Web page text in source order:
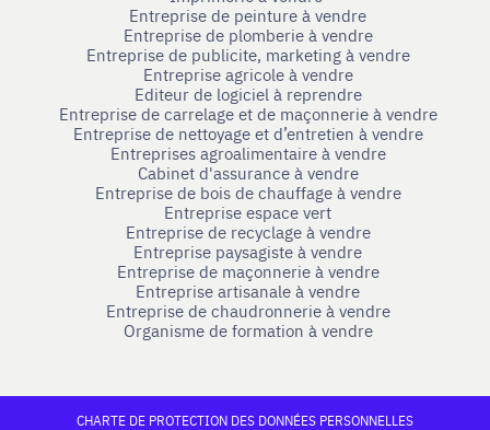
Entreprise de peinture à vendre
Entreprise de plomberie à vendre
Entreprise de publicite, marketing à vendre
Entreprise agricole à vendre
Editeur de logiciel à reprendre
Entreprise de carrelage et de maçonnerie à vendre
Entreprise de nettoyage et d’entretien à vendre
Entreprises agroalimentaire à vendre
Cabinet d'assurance à vendre
Entreprise de bois de chauffage à vendre
Entreprise espace vert
Entreprise de recyclage à vendre
Entreprise paysagiste à vendre
Entreprise de maçonnerie à vendre
Entreprise artisanale à vendre
Entreprise de chaudronnerie à vendre
Organisme de formation à vendre
CHARTE DE PROTECTION DES DONNÉES PERSONNELLES